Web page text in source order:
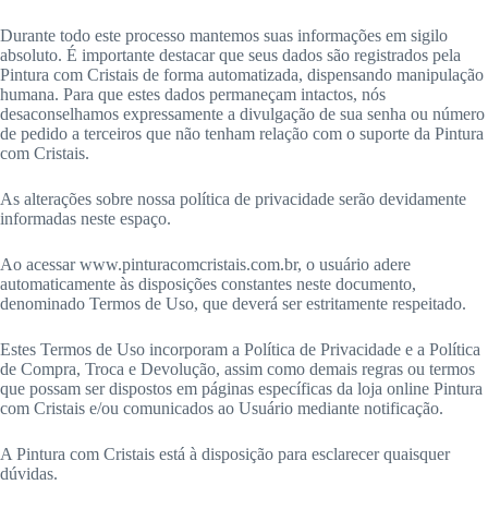
Durante todo este processo mantemos suas informações em sigilo
absoluto. É importante destacar que seus dados são registrados pela
Pintura com Cristais de forma automatizada, dispensando manipulação
humana. Para que estes dados permaneçam intactos, nós
desaconselhamos expressamente a divulgação de sua senha ou número
de pedido a terceiros que não tenham relação com o suporte da Pintura
com Cristais.
As alterações sobre nossa política de privacidade serão devidamente
informadas neste espaço.
Ao acessar www.pinturacomcristais.com.br, o usuário adere
automaticamente às disposições constantes neste documento,
denominado Termos de Uso, que deverá ser estritamente respeitado.
Estes Termos de Uso incorporam a Política de Privacidade e a Política
de Compra, Troca e Devolução, assim como demais regras ou termos
que possam ser dispostos em páginas específicas da loja online Pintura
com Cristais e/ou comunicados ao Usuário mediante notificação.
A Pintura com Cristais está à disposição para esclarecer quaisquer
dúvidas.